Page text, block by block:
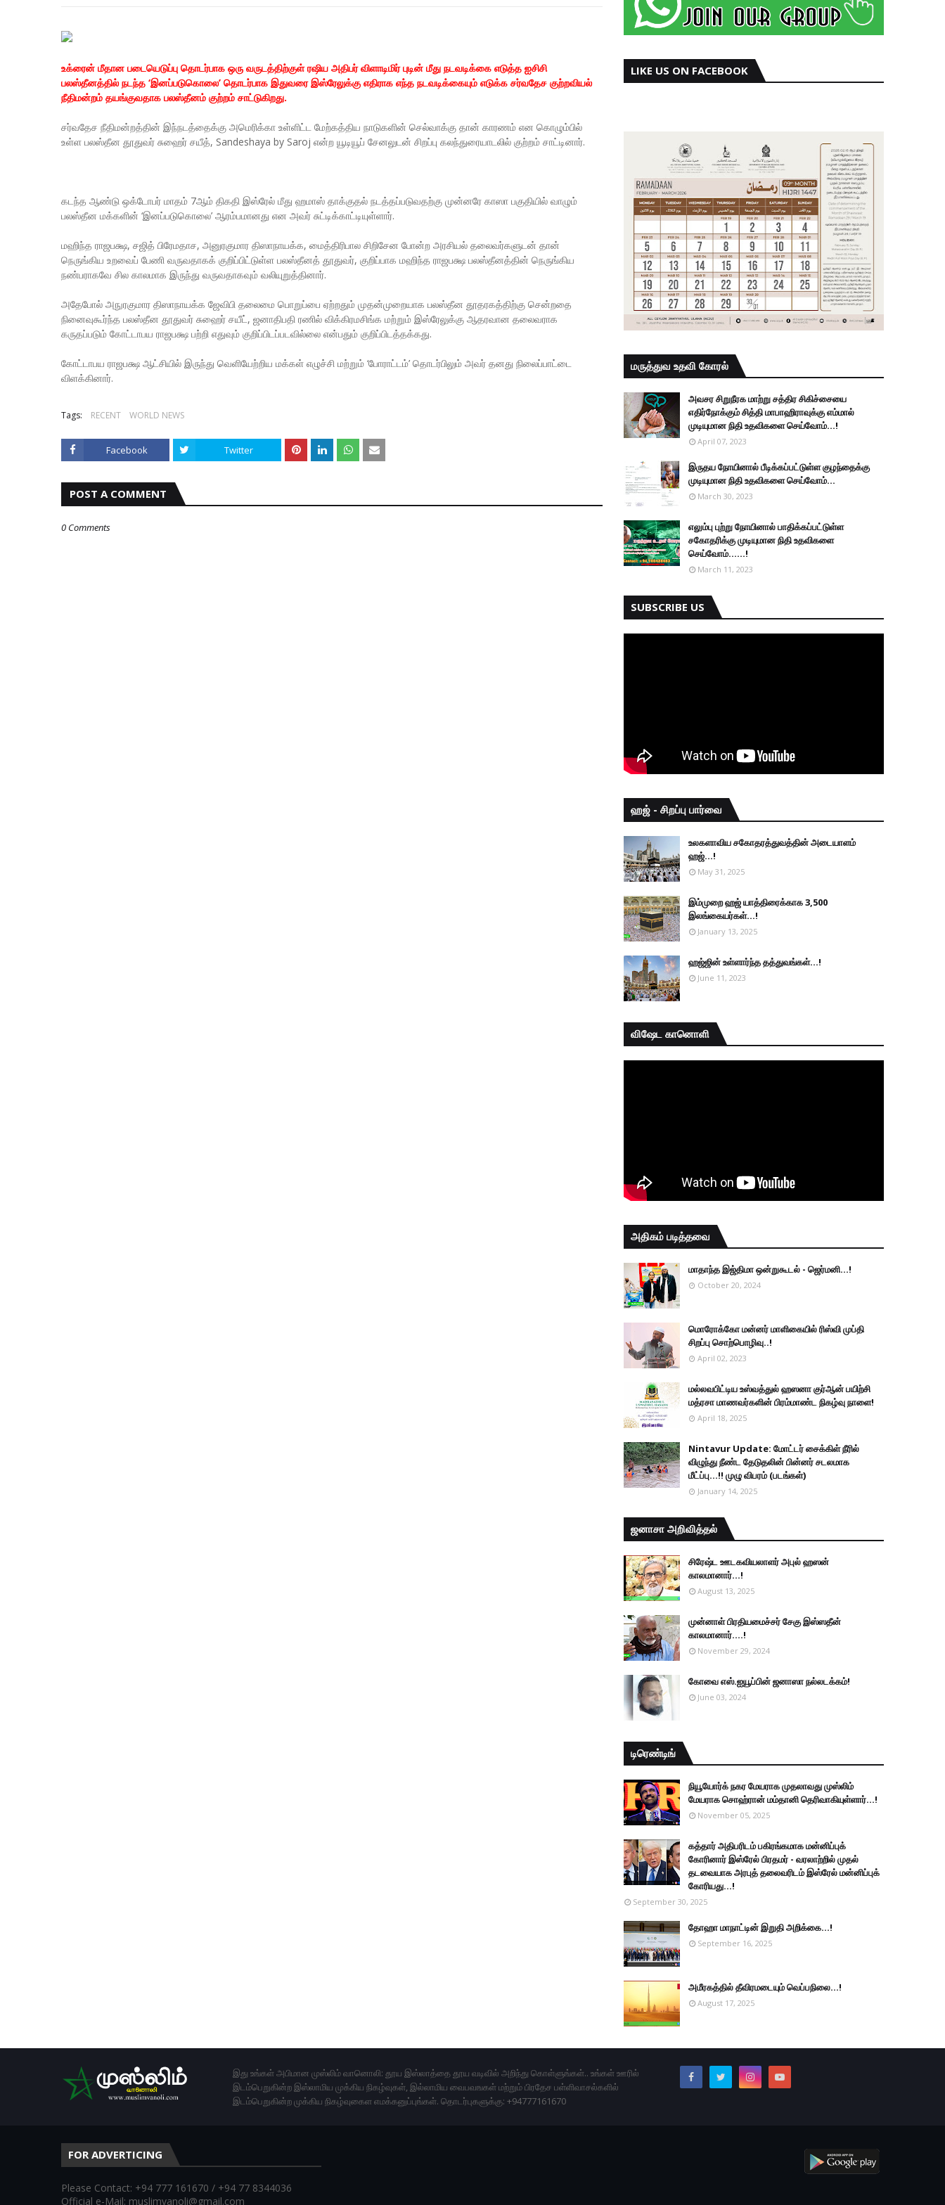
உக்ரைன் மீதான படையெடுப்பு தொடர்பாக ஒரு வருடத்திற்குள் ரஷிய அதிபர் விளாடிமிர் புடின் மீது நடவடிக்கை எடுத்த ஐசிசி
பலஸ்தீனத்தில் நடந்த ‘இனப்படுகொலை’ தொடர்பாக இதுவரை இஸ்ரேலுக்கு எதிராக எந்த நடவடிக்கையும் எடுக்க சர்வதேச குற்றவியல்
நீதிமன்றம் தயங்குவதாக பலஸ்தீனம் குற்றம் சாட்டுகிறது.
சர்வதேச நீதிமன்றத்தின் இந்நடத்தைக்கு அமெரிக்கா உள்ளிட்ட மேற்கத்திய நாடுகளின் செல்வாக்கு தான் காரணம் என கொழும்பில்
உள்ள பலஸ்தீன தூதுவர் சுஹைர் சயீத், Sandeshaya by Saroj என்ற யூடியூப் சேனலுடன் சிறப்பு கலந்துரையாடலில் குற்றம் சாட்டினார்.
கடந்த ஆண்டு ஒக்டோபர் மாதம் 7ஆம் திகதி இஸ்ரேல் மீது ஹமாஸ் தாக்குதல் நடத்தப்படுவதற்கு முன்னரே காஸா பகுதியில் வாழும்
பலஸ்தீன மக்களின் ‘இனப்படுகொலை’ ஆரம்பமானது என அவர் சுட்டிக்காட்டியுள்ளார்.
மஹிந்த ராஜபக்ஷ, சஜித் பிரேமதாச, அனுரகுமார திஸாநாயக்க, மைத்திரிபால சிறிசேன போன்ற அரசியல் தலைவர்களுடன் தான்
நெருங்கிய உறவைப் பேணி வருவதாகக் குறிப்பிட்டுள்ள பலஸ்தீனத் தூதுவர், குறிப்பாக மஹிந்த ராஜபக்ஷ பலஸ்தீனத்தின் நெருங்கிய
நண்பராகவே சில காலமாக இருந்து வருவதாகவும் வலியுறுத்தினார்.
அதேபோல் அநுரகுமார திஸாநாயக்க ஜேவிபி தலைமை பொறுப்பை ஏற்றதும் முதன்முறையாக பலஸ்தீன தூதரகத்திற்கு சென்றதை
நினைவுகூர்ந்த பலஸ்தீன தூதுவர் சுஹைர் சயீட், ஜனாதிபதி ரணில் விக்கிரமசிங்க மற்றும் இஸ்ரேலுக்கு ஆதரவான தலைவராக
கருதப்படும் கோட்டாபய ராஜபக்ஷ பற்றி எதுவும் குறிப்பிடப்படவில்லை என்பதும் குறிப்பிடத்தக்கது.
கோட்டாபய ராஜபக்ஷ ஆட்சியில் இருந்து வெளியேற்றிய மக்கள் எழுச்சி மற்றும் ‘போராட்டம்’ தொடர்பிலும் அவர் தனது நிலைப்பாட்டை
விளக்கினார்.
Tags: RECENT WORLD NEWS
Facebook Twitter
POST A COMMENT
0 Comments
LIKE US ON FACEBOOK
மருத்துவ உதவி கோரல்
அவசர சிறுநீரக மாற்று சத்திர சிகிச்சையை
எதிர்நோக்கும் சித்தி மாபாஹிராவுக்கு எம்மால்
முடியுமான நிதி உதவிகளை செய்வோம்...!
April 07, 2023
இருதய நோயினால் பீடிக்கப்பட்டுள்ள குழந்தைக்கு
முடியுமான நிதி உதவிகளை செய்வோம்...
March 30, 2023
எலும்பு புற்று நோயினால் பாதிக்கப்பட்டுள்ள
சகோதரிக்கு முடியுமான நிதி உதவிகளை
செய்வோம்......!
March 11, 2023
SUBSCRIBE US
ஹஜ் - சிறப்பு பார்வை
உலகளாவிய சகோதரத்துவத்தின் அடையாளம்
ஹஜ்...!
May 31, 2025
இம்முறை ஹஜ் யாத்திரைக்காக 3,500
இலங்கையர்கள்...!
January 13, 2025
ஹஜ்ஜின் உள்ளார்ந்த தத்துவங்கள்...!
June 11, 2023
விஷேட கானொளி
அதிகம் படித்தவை
மாதாந்த இஜ்திமா ஒன்றுகூடல் - ஜெர்மனி…!
October 20, 2024
மொரோக்கோ மன்னர் மாளிகையில் ரிஸ்வி முப்தி
சிறப்பு சொற்பொழிவு..!
April 02, 2023
மல்லவபிட்டிய உஸ்வத்துல் ஹஸனா குர்ஆன் பயிற்சி
மத்ரசா மாணவர்களின் பிரம்மாண்ட நிகழ்வு நாளை!
April 18, 2025
Nintavur Update: மோட்டர் சைக்கிள் நீரில்
விழுந்து நீண்ட தேடுதலின் பின்னர் சடலமாக
மீட்ப்பு…!! முழு விபரம் (படங்கள்)
January 14, 2025
ஜனாசா அறிவித்தல்
சிரேஷ்ட ஊடகவியலாளர் அபுல் ஹஸன்
காலமானார்...!
August 13, 2025
முன்னாள் பிரதியமைச்சர் சேகு இஸ்ஸதீன்
காலமானார்….!
November 29, 2024
கோவை எஸ்.ஐயூப்பின் ஜனாஸா நல்லடக்கம்!
June 03, 2024
டிரெண்டிங்
நியூயோர்க் நகர மேயராக முதலாவது முஸ்லிம்
மேயராக சொஹ்ரான் மம்தானி தெரிவாகியுள்ளார்...!
November 05, 2025
கத்தார் அதிபரிடம் பகிரங்கமாக மன்னிப்புக்
கோரினார் இஸ்ரேல் பிரதமர் - வரலாற்றில் முதல்
தடவையாக அரபுத் தலைவரிடம் இஸ்ரேல் மன்னிப்புக்
கோரியது...!
September 30, 2025
தோஹா மாநாட்டின் இறுதி அறிக்கை...!
September 16, 2025
அமீரகத்தில் தீவிரமடையும் வெப்பநிலை...!
August 17, 2025
இது உங்கள் அபிமான முஸ்லிம் வானொலி: தூய இஸ்லாத்தை தூய வடிவில் அறிந்து கொள்ளுங்கள்.. உங்கள் ஊரில்
இடம்பெறுகின்ற இஸ்லாமிய முக்கிய நிகழ்வுகள், இல்லாமிய வைபவஙகள் மற்றும் பிரதேச பள்ளிவாசல்களில்
இடம்பெறுகின்ற முக்கிய நிகழ்வுகைள எமக்கனுப்புங்கள். தொடர்புகளுக்கு: +94777161670
FOR ADVERTICING
Please Contact: +94 777 161670 / +94 77 8344036
Official e-Mail: muslimvanoli@gmail.com